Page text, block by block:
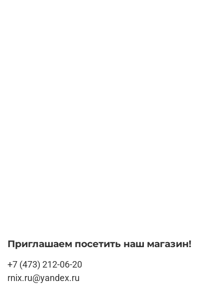
Приглашаем посетить наш магазин!
+7 (473) 212-06-20
rnix.ru@yandex.ru